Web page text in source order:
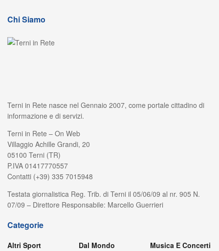
Chi Siamo
Terni in Rete nasce nel Gennaio 2007, come portale cittadino di
informazione e di servizi.
Terni in Rete – On Web
Villaggio Achille Grandi, 20
05100 Terni (TR)
P.IVA 01417770557
Contatti (+39) 335 7015948
Testata giornalistica Reg. Trib. di Terni il 05/06/09 al nr. 905 N.
07/09 – Direttore Responsabile: Marcello Guerrieri
Categorie
Altri Sport
Dal Mondo
Musica E Concerti